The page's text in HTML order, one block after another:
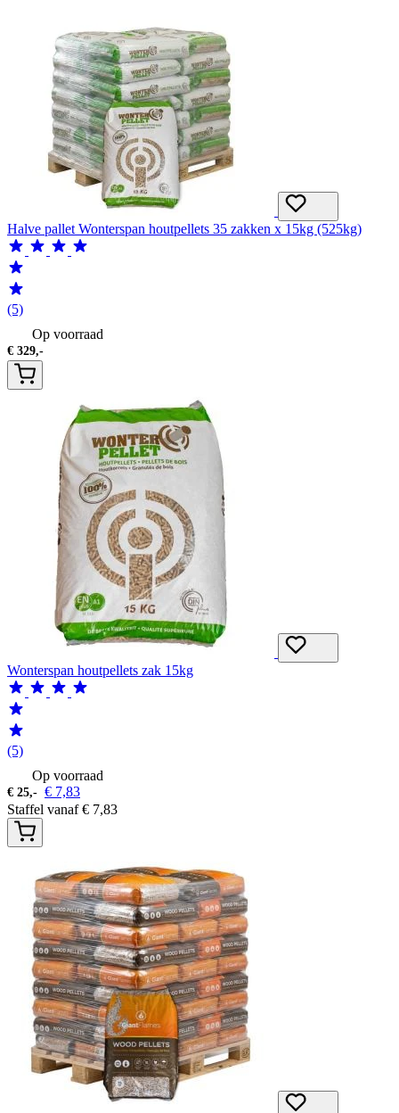
Halve pallet Wonterspan houtpellets 35 zakken x 15kg (525kg)
(5)
Op voorraad
€ 329,-
Wonterspan houtpellets zak 15kg
(5)
Op voorraad
€ 25,- € 7,83
Staffel vanaf€ 7,83